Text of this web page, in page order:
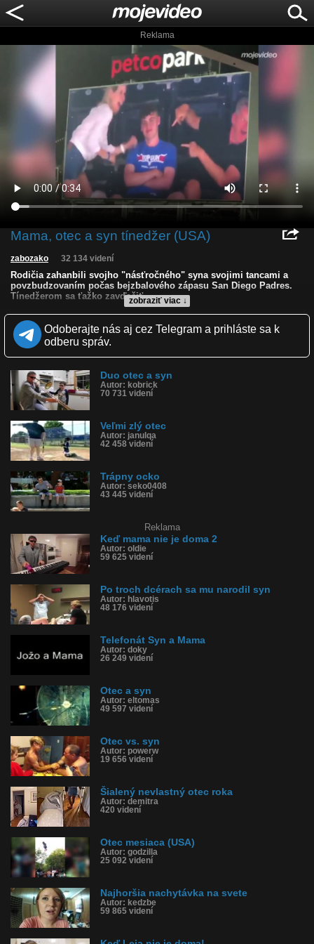
Reklama
Mama, otec a syn tínedžer (USA)
zobraziť viac ↓
zabozako 32 134 videní
Rodičia zahanbili svojho "násťročného" syna svojimi tancami a
povzbudzovaním počas bejzbalového zápasu San Diego Padres.
Tínedžerom sa ťažko zavďačiť.
Kvalita:
Zverejnené: 3.8.2018 17:08
Páči sa: 87% (63 hlasov)
Dľžka: 0:34
Kategória: ľudia
Tagy: mama, otec, tancuje, bejzbal, tínedžer, syn, hanba
História sledovanosti videa:
Odoberajte nás aj cez Telegram a prihláste sa k
odberu správ.
Duo otec a syn
Autor: kobrick
70 731 videní
Veľmi zlý otec
Autor: janulqa
42 458 videní
Trápny ocko
Autor: seko0408
43 445 videní
Reklama
Keď mama nie je doma 2
Autor: oldie
59 625 videní
Po troch dcérach sa mu narodil syn
Autor: hlavotis
48 176 videní
Telefonát Syn a Mama
Autor: doky
26 249 videní
Otec a syn
Autor: eltomas
49 597 videní
Otec vs. syn
Autor: powerw
19 656 videní
Šialený nevlastný otec roka
Autor: demitra
420 videní
Otec mesiaca (USA)
Autor: godzilla
25 092 videní
Najhoršia nachytávka na svete
Autor: kedzbe
59 865 videní